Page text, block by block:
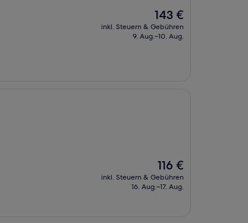
Der
Preis
beträgt
143 €
inkl. Steuern & Gebühren
9. Aug.–10. Aug.
Der
Preis
beträgt
116 €
inkl. Steuern & Gebühren
16. Aug.–17. Aug.